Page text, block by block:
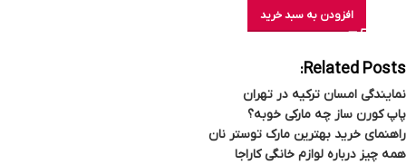
افزودن به سبد خرید
Related Posts:
نمایندگی امسان ترکیه در تهران
پاپ کورن ساز چه مارکی خوبه؟
راهنمای خرید بهترین مارک توستر نان
همه چیز درباره لوازم خانگی کاراجا